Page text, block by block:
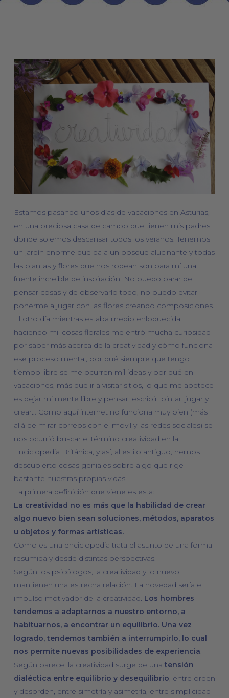
Estamos pasando unos días de vacaciones en Asturias,
en una preciosa casa de campo que tienen mis padres
donde solemos descansar todos los veranos. Tenemos
un jardín enorme que da a un bosque alucinante y todas
las plantas y flores que nos rodean son para mí una
fuente increible de inspiración. No puedo parar de
pensar cosas y de observarlo todo, no puedo evitar
ponerme a jugar con las flores creando composiciones.
El otro día mientras estaba medio enloquecida
haciendo mil cosas florales me entró mucha curiosidad
por saber más acerca de la creatividad y cómo funciona
ese proceso mental, por qué siempre que tengo
tiempo libre se me ocurren mil ideas y por qué en
vacaciones, más que ir a visitar sitios, lo que me apetece
es dejar mi mente libre y pensar, escribir, pintar, jugar y
crear… Como aquí internet no funciona muy bien (más
allá de mirar correos con el movil y las redes sociales) se
nos ocurrió buscar el término creatividad en la
Enciclopedia Británica, y así, al estilo antiguo, hemos
descubierto cosas geniales sobre algo que rige
bastante nuestras propias vidas.
La primera definición que viene es esta:
La creatividad no es más que la habilidad de crear
algo nuevo bien sean soluciones, métodos, aparatos
u objetos y formas artísticas.
Como es una enciclopedia trata el asunto de una forma
resumida y desde distintas perspectivas.
Según los psicólogos, la creatividad y lo nuevo
mantienen una estrecha relación. La novedad sería el
impulso motivador de la creatividad. Los hombres
tendemos a adaptarnos a nuestro entorno, a
habituarnos, a encontrar un equilibrio. Una vez
logrado, tendemos también a interrumpirlo, lo cual
nos permite nuevas posibilidades de experiencia.
Según parece, la creatividad surge de una tensión
dialéctica entre equilibrio y desequilibrio, entre orden
y desorden, entre simetría y asimetría, entre simplicidad